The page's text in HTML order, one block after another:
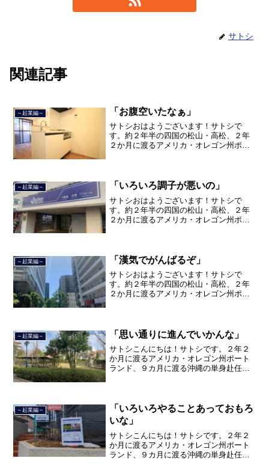
サトシ
関連記事
～起業編～ 「お腹空いたなぁ」
サトシおはようございます！サトシで
す。約２年半の四国の松山・高松、２年
２か月に渡るアメリカ・オレゴン州ポー
て、２０２１年３月９日より東...
～起業編～ 「いろいろ調子が悪いの」
サトシおはようございます！サトシで
す。約２年半の四国の松山・高松、２年
２か月に渡るアメリカ・オレゴン州ポー
て、２０２１年３月９日より東...
～起業編～ 「漢気でがんばるぞ」
サトシおはようございます！サトシで
す。約２年半の四国の松山・高松、２年
２か月に渡るアメリカ・オレゴン州ポー
した。２０２１年３月９日よ...
～起業編～ 「思い通りに進んでいかんな」
サトシこんにちは！サトシです。２年２
か月に渡るアメリカ・オレゴン州ポート
ランド、９カ月に渡る沖縄の単身赴任の
品川区南大井で不動産を主...
～起業編～
「いろいろやることあっておもろ
いな」
サトシこんにちは！サトシです。２年２
か月に渡るアメリカ・オレゴン州ポート
ランド、９カ月に渡る沖縄の単身赴任の